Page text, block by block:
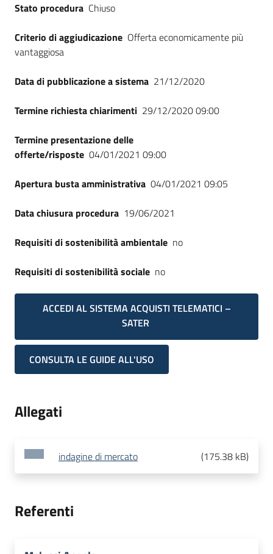
Stato procedura Chiuso
Criterio di aggiudicazione Offerta economicamente più
vantaggiosa
Data di pubblicazione a sistema 21/12/2020
Termine richiesta chiarimenti 29/12/2020 09:00
Termine presentazione delle
offerte/risposte 04/01/2021 09:00
Apertura busta amministrativa 04/01/2021 09:05
Data chiusura procedura 19/06/2021
Requisiti di sostenibilità ambientale no
Requisiti di sostenibilità sociale no
ACCEDI AL SISTEMA ACQUISTI TELEMATICI –
SATER
CONSULTA LE GUIDE ALL'USO
Allegati
indagine di mercato (175.38 kB)
Referenti